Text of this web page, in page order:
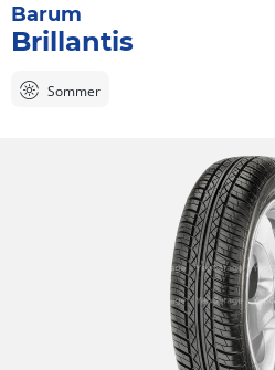
Barum
Brillantis
Sommer